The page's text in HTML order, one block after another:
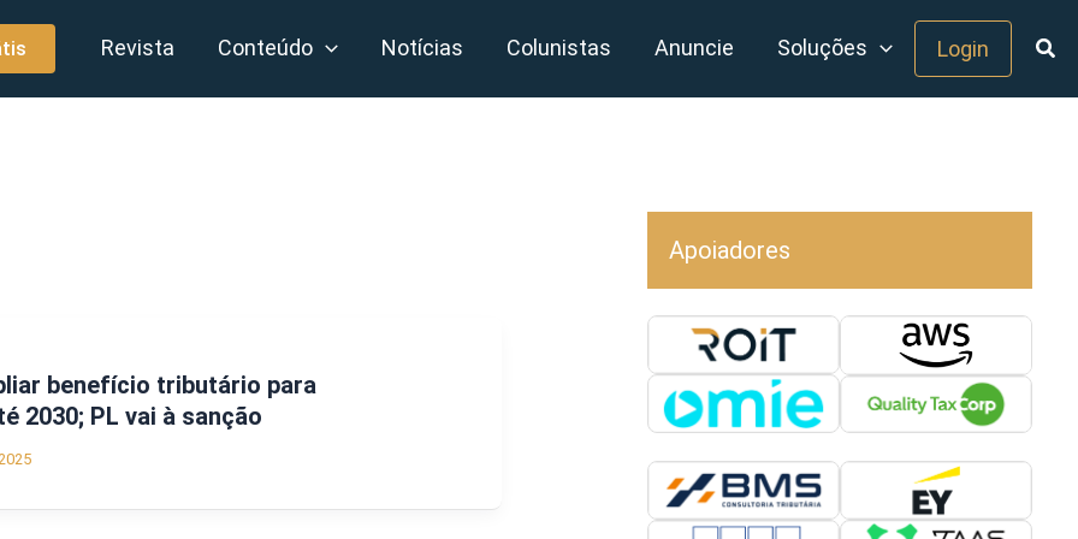
Revista Conteúdo Notícias Colunistas Anuncie Soluções Login
benefício tributário para
2030; PL vai à sanção
Apoiadores